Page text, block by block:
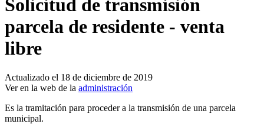
Solicitud de transmisión
parcela de residente - venta
libre
Actualizado el 18 de diciembre de 2019
Ver en la web de la administración
Es la tramitación para proceder a la transmisión de una parcela
municipal.